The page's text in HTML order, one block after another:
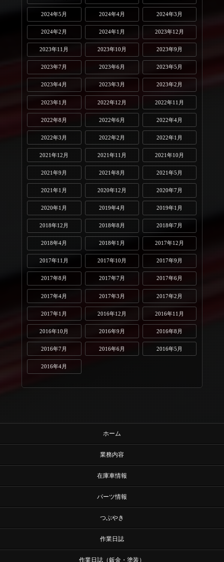
2024年5月 2024年4月 2024年3月
2024年2月 2024年1月 2023年12月
2023年11月 2023年10月 2023年9月
2023年7月 2023年6月 2023年5月
2023年4月 2023年3月 2023年2月
2023年1月 2022年12月 2022年11月
2022年8月 2022年6月 2022年4月
2022年3月 2022年2月 2022年1月
2021年12月 2021年11月 2021年10月
2021年9月 2021年8月 2021年5月
2021年1月 2020年12月 2020年7月
2020年1月 2019年4月 2019年1月
2018年12月 2018年8月 2018年7月
2018年4月 2018年1月 2017年12月
2017年11月 2017年10月 2017年9月
2017年8月 2017年7月 2017年6月
2017年4月 2017年3月 2017年2月
2017年1月 2016年12月 2016年11月
2016年10月 2016年9月 2016年8月
2016年7月 2016年6月 2016年5月
2016年4月
ホーム
業務内容
在庫車情報
パーツ情報
つぶやき
作業日誌
作業日誌（鈑金・塗装）